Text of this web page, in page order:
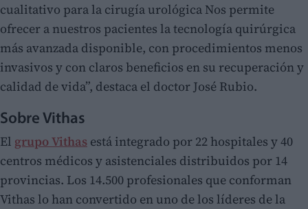
cualitativo para la cirugía urológica Nos permite
ofrecer a nuestros pacientes la tecnología quirúrgica
más avanzada disponible, con procedimientos menos
invasivos y con claros beneficios en su recuperación y
calidad de vida”, destaca el doctor José Rubio.
Sobre Vithas
El grupo Vithas está integrado por 22 hospitales y 40
centros médicos y asistenciales distribuidos por 14
provincias. Los 14.500 profesionales que conforman
Vithas lo han convertido en uno de los líderes de la